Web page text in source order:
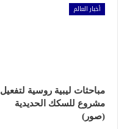
أخبار العالم
مباحثات ليبية روسية لتفعيل
مشروع للسكك الحديدية
(صور)